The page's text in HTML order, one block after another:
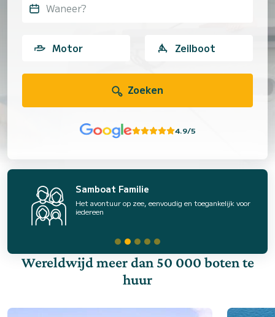
Waneer?
Motor Zeilboot
Zoeken
4.9/5
Samboat Familie
Het avontuur op zee, eenvoudig en toegankelijk voor
iedereen
Wereldwijd meer dan 50 000 boten te
huur